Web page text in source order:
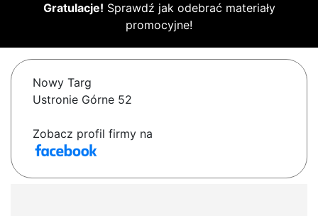
Gratulacje! Sprawdź jak odebrać materiały
promocyjne!
Nowy Targ
Ustronie Górne 52
Zobacz profil firmy na